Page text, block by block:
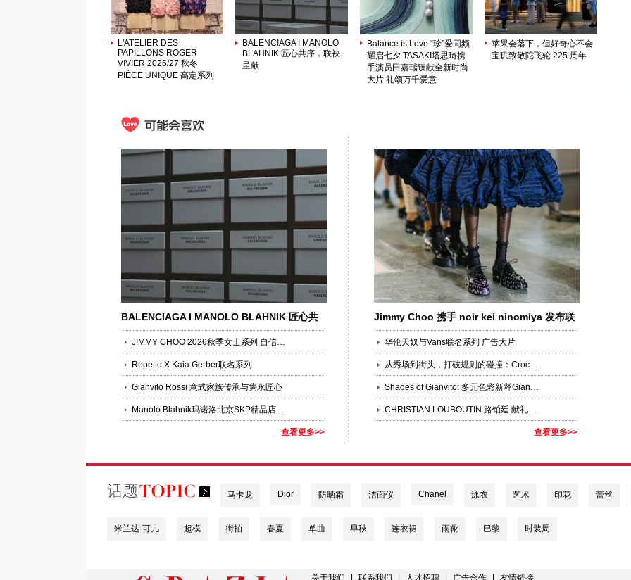
L'ATELIER DES
PAPILLONS ROGER
VIVIER 2026/27 秋冬
PIÈCE UNIQUE 高定系列
BALENCIAGA I MANOLO
BLAHNIK 匠心共序，联袂
呈献
Balance is Love “珍”爱同频
耀启七夕 TASAKI塔思琦携
手演员田嘉瑞臻献全新时尚
大片 礼颂万千爱意
苹果会落下，但好奇心不会
宝玑致敬陀飞轮 225 周年
BALENCIAGA I MANOLO BLAHNIK 匠心共
序，联袂呈献
JIMMY CHOO 2026秋季女士系列 自信魅力
Repetto X Kaia Gerber联名系列
Gianvito Rossi 意式家族传承与隽永匠心
Manolo Blahnik玛诺洛北京SKP精品店盛大开幕
查看更多>>
Jimmy Choo 携手 noir kei ninomiya 发布联
名系列
华伦天奴与Vans联名系列 广告大片
从秀场到街头，打破规则的碰撞：Crocs携手Jean Paul Gaultier推出联名系列鞋款
Shades of Gianvito: 多元色彩新释Gianvito Rossi标志性高跟鞋
CHRISTIAN LOUBOUTIN 路铂廷 献礼七夕全球品牌代言人王俊凯演绎2025秋冬新作
查看更多>>
马卡龙 Dior 防晒霜 洁面仪 Chanel 泳衣 艺术 印花 蕾丝
米兰达·可儿 超模 街拍 春夏 单曲 早秋 连衣裙 雨靴 巴黎 时装周
关于我们 联系我们 人才招聘 广告合作 友情链接